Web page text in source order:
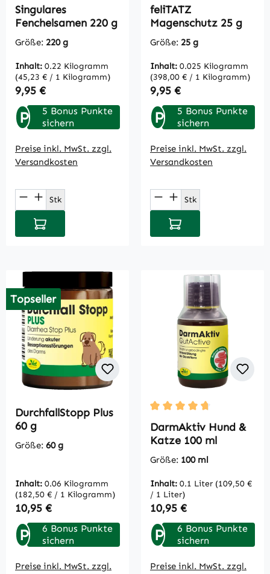
Singulares
Fenchelsamen 220 g
Größe: 220 g
Inhalt: 0.22 Kilogramm
(45,23 € / 1 Kilogramm)
Regulärer Preis:
9,95 €
P
5 Bonus Punkte
sichern
Preise inkl. MwSt. zzgl.
Versandkosten
Produkt Anzahl: Gib den gewünschten
Stk
In den Warenkorb
feliTATZ
Magenschutz 25 g
Größe: 25 g
Inhalt: 0.025 Kilogramm
(398,00 € / 1 Kilogramm)
Regulärer Preis:
9,95 €
P
5 Bonus Punkte
sichern
Preise inkl. MwSt. zzgl.
Versandkosten
Produkt Anzahl:
Stk
In den Warenkorb
Topseller
DurchfallStopp Plus
60 g
Größe: 60 g
Inhalt: 0.06 Kilogramm
(182,50 € / 1 Kilogramm)
Regulärer Preis:
10,95 €
P
6 Bonus Punkte
sichern
Preise inkl. MwSt. zzgl.
Durchschnittliche
DarmAktiv Hund &
Katze 100 ml
Größe: 100 ml
Inhalt: 0.1 Liter (109,50 €
/ 1 Liter)
Regulärer Preis:
10,95 €
P
6 Bonus Punkte
sichern
Preise inkl. MwSt. zzgl.